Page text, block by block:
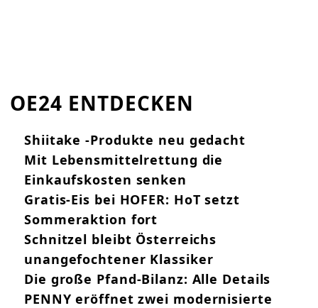
OE24 ENTDECKEN
Shiitake -Produkte neu gedacht
Mit Lebensmittelrettung die
Einkaufskosten senken
Gratis-Eis bei HOFER: HoT setzt
Sommeraktion fort
Schnitzel bleibt Österreichs
unangefochtener Klassiker
Die große Pfand-Bilanz: Alle Details
PENNY eröffnet zwei modernisierte